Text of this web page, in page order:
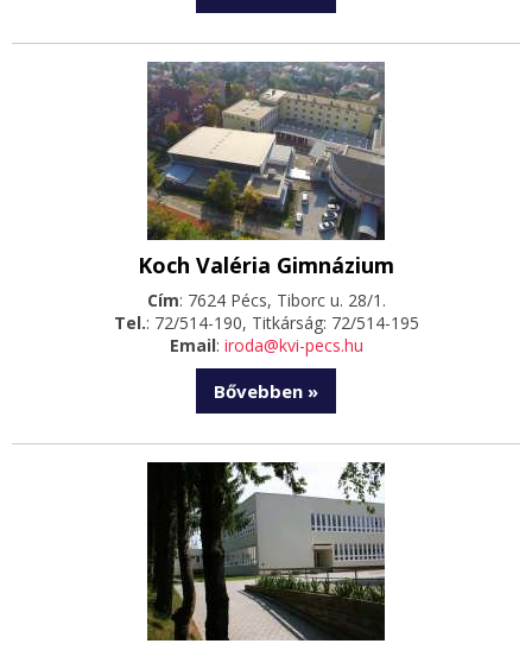
Koch Valéria Gimnázium
Cím: 7624 Pécs, Tiborc u. 28/1.
Tel.: 72/514-190, Titkárság: 72/514-195
Email: iroda@kvi-pecs.hu
Bővebben »